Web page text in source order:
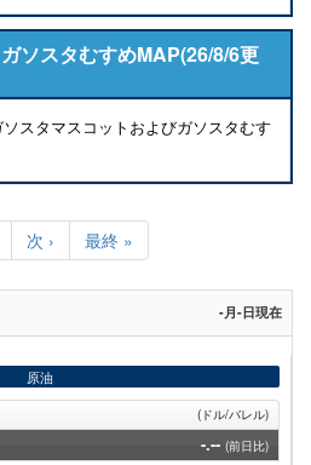
ソスタむすめMAP(26/8/6更
スタマスコットおよびガソスタむす
次
ペ
ー
次 ›
最
終
ペ
ジ
最終 »
-月-日現在
原油
(ドル/バレル)
-.-- (前日比)